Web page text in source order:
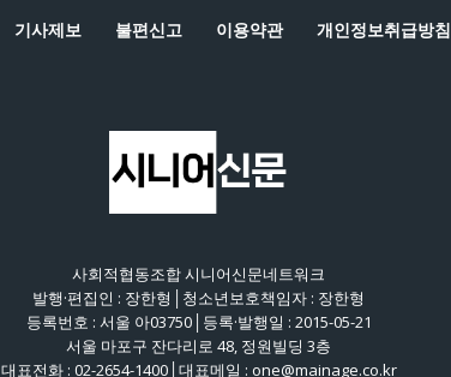
기사제보 불편신고 이용약관 개인정보취급방침
사회적협동조합 시니어신문네트워크
발행·편집인 : 장한형│청소년보호책임자 : 장한형
등록번호 : 서울 아03750│등록·발행일 : 2015-05-21
서울 마포구 잔다리로 48, 정원빌딩 3층
대표전화 : 02-2654-1400│대표메일 : one@mainage.co.kr